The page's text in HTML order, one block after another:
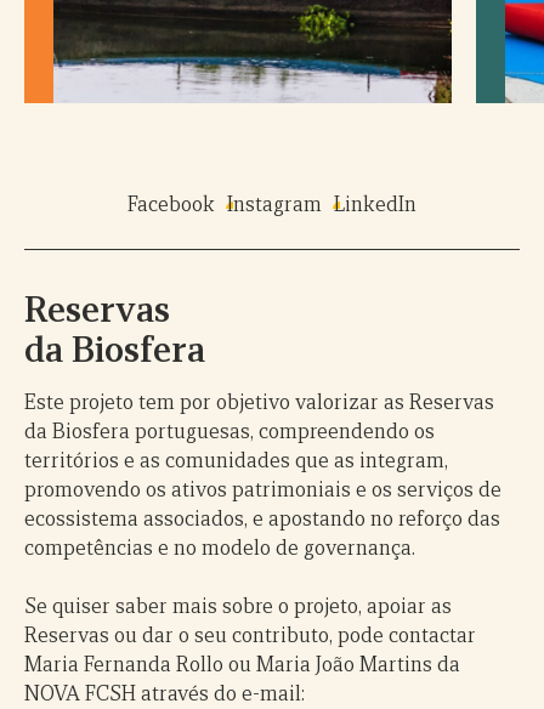
Facebook Instagram LinkedIn
Reservas
da Biosfera
Este projeto tem por objetivo valorizar as Reservas
da Biosfera portuguesas, compreendendo os
territórios e as comunidades que as integram,
promovendo os ativos patrimoniais e os serviços de
ecossistema associados, e apostando no reforço das
competências e no modelo de governança.
Se quiser saber mais sobre o projeto, apoiar as
Reservas ou dar o seu contributo, pode contactar
Maria Fernanda Rollo ou Maria João Martins da
NOVA FCSH através do e-mail: